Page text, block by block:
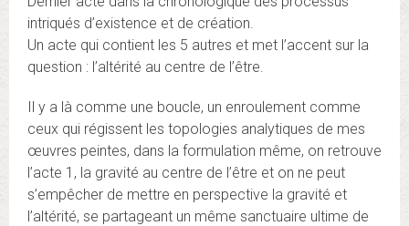
intriqués d’existence et de création.
Un acte qui contient les 5 autres et met l’accent sur la
question : l’altérité au centre de l’être.
Il y a là comme une boucle, un enroulement comme
ceux qui régissent les topologies analytiques de mes
œuvres peintes, dans la formulation même, on retrouve
l’acte 1, la gravité au centre de l’être et on ne peut
s’empêcher de mettre en perspective la gravité et
l’altérité, se partageant un même sanctuaire ultime de